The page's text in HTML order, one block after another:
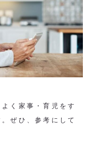
く家事・育児をす
ぜひ、参考にして